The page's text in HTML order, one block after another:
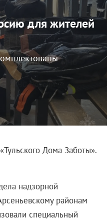
для жителей
Дома Заботы».
надзорной
районам
специальный